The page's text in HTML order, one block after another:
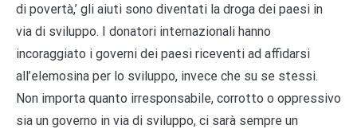
di povertà,’ gli aiuti sono diventati la droga dei paesi in
via di sviluppo. I donatori internazionali hanno
incoraggiato i governi dei paesi riceventi ad affidarsi
all’elemosina per lo sviluppo, invece che su se stessi.
Non importa quanto irresponsabile, corrotto o oppressivo
sia un governo in via di sviluppo, ci sarà sempre un